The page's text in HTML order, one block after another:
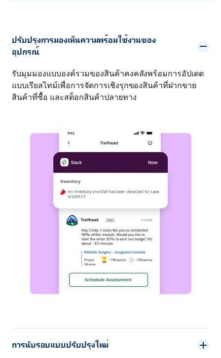
ปรับปรุงการมองเห็นความพร้อมใช้งานของ
อุปกรณ์
รับมุมมองแบบองค์รวมของสินค้าคงคลังพร้อมการอัปเดต
แบบเรียลไทม์เพื่อการจัดการเชิงรุกของสินค้าที่ฝากขาย
สินค้าที่ซื้อ และสต็อกสินค้าปลายทาง
การนับรอบแบบปรับปรุงใหม่